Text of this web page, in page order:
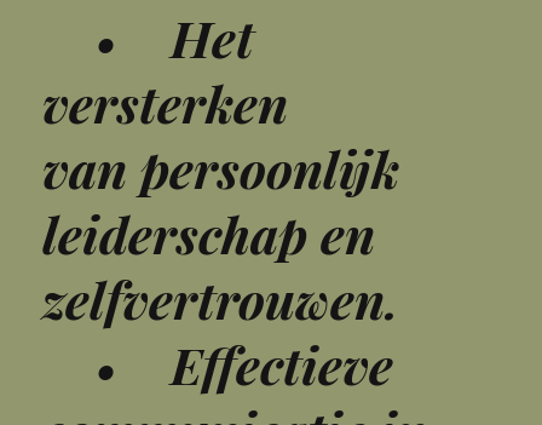
• Het
versterken
van persoonlijk
leiderschap en
zelfvertrouwen.
• Effectieve